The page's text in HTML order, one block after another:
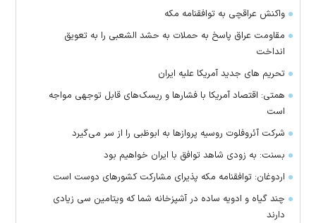
واکنش عراقچی به توافقنامه مکه
مقاومت عراق پاسخ به حملات به حشد الشعبی را به تعویق
انداخت
تحریم های جدید آمریکا علیه ایران
همتی: اقتصاد آمریکا با فشارها و ریسک‌های قابل توجهی مواجه
است
شرکت آئروفلوت روسیه پرواز‌ها به ابوظبی را از سر می‌گیرد
بسنت: به زودی شاهد توافق با ایران خواهیم بود
اردوغان: توافقنامه مکه پذیرای مشارکت کشور‌های دوست است
چند گیاه و ادویه ساده در آشپزخانه شما که ویتامین سی زیادی
دارند